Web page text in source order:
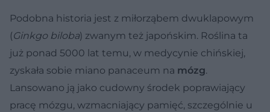
Podobna historia jest z miłorząbem dwuklapowym
(Ginkgo biloba) zwanym też japońskim. Roślina ta
już ponad 5000 lat temu, w medycynie chińskiej,
zyskała sobie miano panaceum na mózg.
Lansowano ją jako cudowny środek poprawiający
pracę mózgu, wzmacniający pamięć, szczególnie u